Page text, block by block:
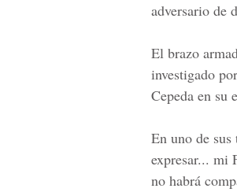
adversario de
El brazo
investigado
Cepeda en su
En uno de
expresar... mi
no habrá